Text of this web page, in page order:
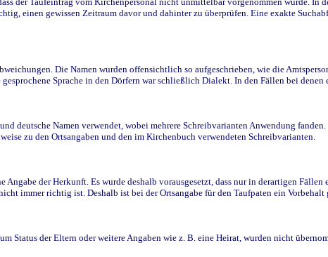
einen gewissen Zeitraum davor und dahinter zu überprüfen. Eine exakte
Die Namen wurden offensichtlich so aufgeschrieben, wie die
Sprache in den Dörfern war schließlich Dialekt. In den Fällen bei
deutsche Namen verwendet, wobei mehrere Schreibvarianten Anwendung
zu den Ortsangaben und den im Kirchenbuch verwendeten Schreibvarianten.
der Herkunft. Es wurde deshalb vorausgesetzt, dass nur in derartigen
immer richtig ist. Deshalb ist bei der Ortsangabe für den Taufpaten ein
Status der Eltern oder weitere Angaben wie z. B. eine Heirat, wurden nicht